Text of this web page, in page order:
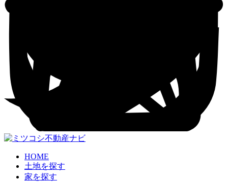
HOME
土地を探す
家を探す